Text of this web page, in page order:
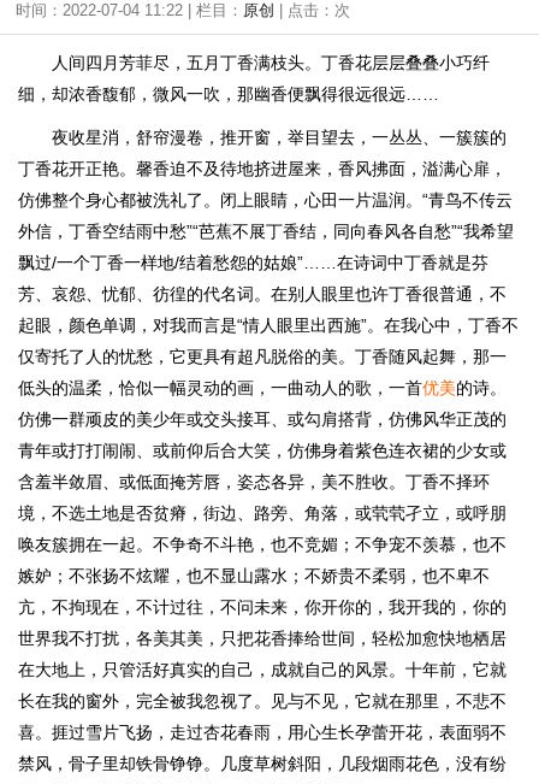
时间：2022-07-04 11:22 | 栏目： 原创 | 点击： 次
人间四月芳菲尽，五月丁香满枝头。丁香花层层叠叠小巧纤
细，却浓香馥郁，微风一吹，那幽香便飘得很远很远……
夜收星消，舒帘漫卷，推开窗，举目望去，一丛丛、一簇簇的
丁香花开正艳。馨香迫不及待地挤进屋来，香风拂面，溢满心扉，
仿佛整个身心都被洗礼了。闭上眼睛，心田一片温润。“青鸟不传云
外信，丁香空结雨中愁”“芭蕉不展丁香结，同向春风各自愁”“我希望
飘过/一个丁香一样地/结着愁怨的姑娘”……在诗词中丁香就是芬
芳、哀怨、忧郁、彷徨的代名词。在别人眼里也许丁香很普通，不
起眼，颜色单调，对我而言是“情人眼里出西施”。在我心中，丁香不
仅寄托了人的忧愁，它更具有超凡脱俗的美。丁香随风起舞，那一
低头的温柔，恰似一幅灵动的画，一曲动人的歌，一首优美的诗。
仿佛一群顽皮的美少年或交头接耳、或勾肩搭背，仿佛风华正茂的
青年或打打闹闹、或前仰后合大笑，仿佛身着紫色连衣裙的少女或
含羞半敛眉、或低面掩芳唇，姿态各异，美不胜收。丁香不择环
境，不选土地是否贫瘠，街边、路旁、角落，或茕茕孑立，或呼朋
唤友簇拥在一起。不争奇不斗艳，也不竞媚；不争宠不羡慕，也不
嫉妒；不张扬不炫耀，也不显山露水；不娇贵不柔弱，也不卑不
亢，不拘现在，不计过往，不问未来，你开你的，我开我的，你的
世界我不打扰，各美其美，只把花香捧给世间，轻松加愈快地栖居
在大地上，只管活好真实的自己，成就自己的风景。十年前，它就
长在我的窗外，完全被我忽视了。见与不见，它就在那里，不悲不
喜。捱过雪片飞扬，走过杏花春雨，用心生长孕蕾开花，表面弱不
禁风，骨子里却铁骨铮铮。几度草树斜阳，几段烟雨花色，没有纷